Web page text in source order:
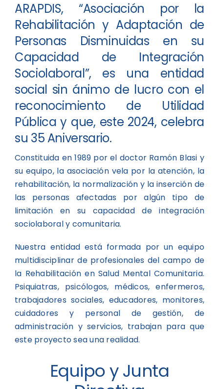
ARAPDIS, “Asociación por la
Rehabilitación y Adaptación de
Personas Disminuidas en su
Capacidad de Integración
Sociolaboral”, es una entidad
social sin ánimo de lucro con el
reconocimiento de Utilidad
Pública y que, este 2024, celebra
su 35 Aniversario.
Constituida en 1989 por el doctor Ramón Blasi y
su equipo, la asociación vela por la atención, la
rehabilitación, la normalización y la inserción de
las personas afectadas por algún tipo de
limitación en su capacidad de integración
sociolaboral y comunitaria.
Nuestra entidad está formada por un equipo
multidisciplinar de profesionales del campo de
la Rehabilitación en Salud Mental Comunitaria.
Psiquiatras, psicólogos, médicos, enfermeros,
trabajadores sociales, educadores, monitores,
cuidadores y personal de gestión, de
administración y servicios, trabajan para que
este proyecto sea una realidad.
Equipo y Junta